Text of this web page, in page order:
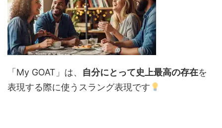
「My GOAT」は、 自分にとって史上最高の存在を
表現する際に使うスラング表現です